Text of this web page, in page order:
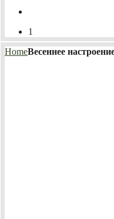
1
HomeВесеннее